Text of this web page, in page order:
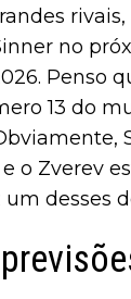
no
Penso
13 do
o Zverev
um desses